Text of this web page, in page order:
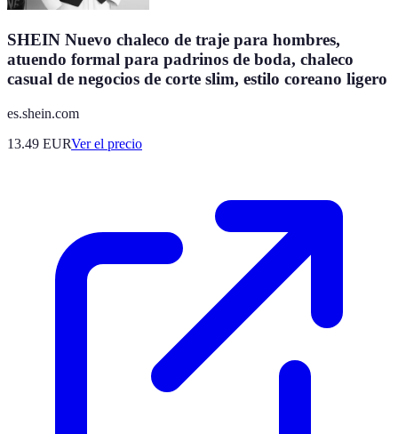
SHEIN Nuevo chaleco de traje para hombres,
atuendo formal para padrinos de boda, chaleco
casual de negocios de corte slim, estilo coreano ligero
es.shein.com
13.49 EURVer el precio